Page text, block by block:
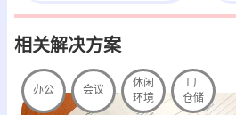
相关解决方案
办公 会议
休闲
环境
工厂
仓储